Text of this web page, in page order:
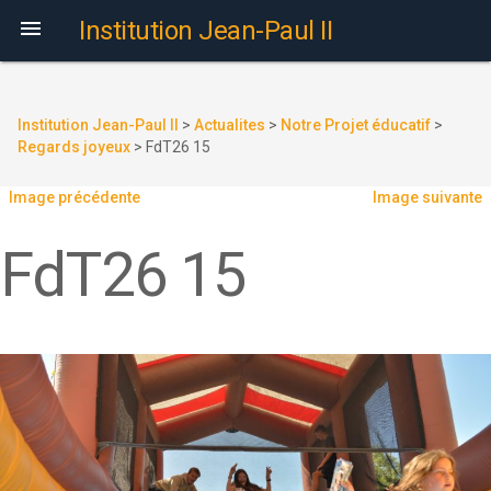
 Institution Jean-Paul II
Institution Jean-Paul II > Actualites > Notre Projet éducatif >
Regards joyeux > FdT26 15
Image précédente Image suivante
FdT26 15